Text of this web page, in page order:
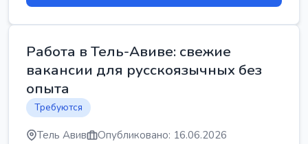
Работа в Тель-Авиве: свежие
вакансии для русскоязычных без
опыта
Требуются
Тель Авив Опубликовано: 16.06.2026